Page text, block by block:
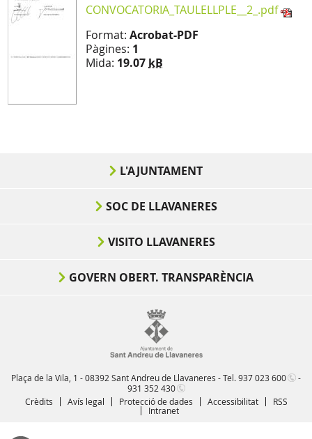
CONVOCATORIA_TAULELLPLE__2_.pdf
Format: Acrobat-PDF
Pàgines: 1
Mida: 19.07 kB
L'AJUNTAMENT
SOC DE LLAVANERES
VISITO LLAVANERES
GOVERN OBERT. TRANSPARÈNCIA
Plaça de la Vila, 1 - 08392 Sant Andreu de Llavaneres - Tel.937 023 600
-
931 352 430
Crèdits
Avís legal Protecció de dades Accessibilitat
RSS
Intranet